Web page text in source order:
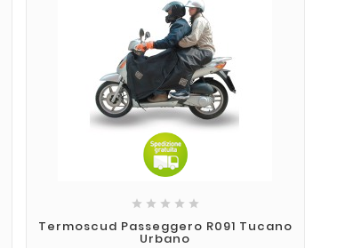
    
Termoscud Passeggero R091 Tucano
Urbano